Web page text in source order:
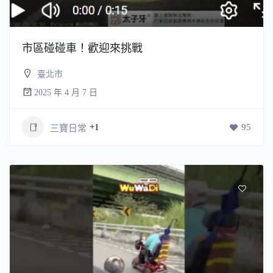
市區碰碰車！歡迎來挑戰
臺北市
2025 年 4 月 7 日
三寶日常 +1 95